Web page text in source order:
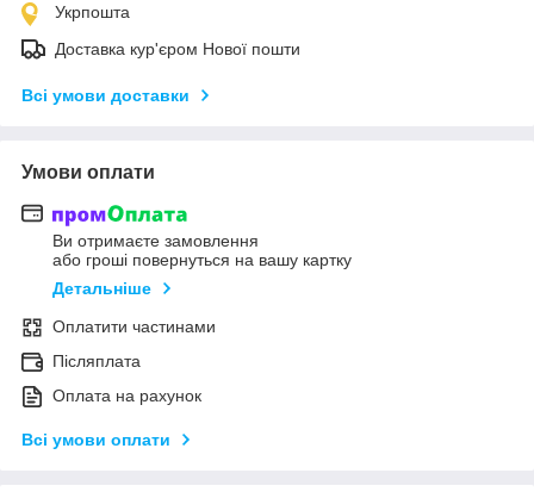
Укрпошта
Доставка кур'єром Нової пошти
Всі умови доставки
Умови оплати
Ви отримаєте замовлення
або гроші повернуться на вашу картку
Детальніше
Оплатити частинами
Післяплата
Оплата на рахунок
Всі умови оплати